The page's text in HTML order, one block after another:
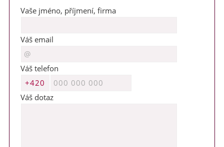
Vaše jméno, příjmení, firma
Váš email
Váš telefon
Váš dotaz
Milí příznivci zobcové flétny,
místě není signál. Veškeré objednávky a požadavky vyřídím po
Děkuji za pochopení a přeji hezké letní dny
Markéta